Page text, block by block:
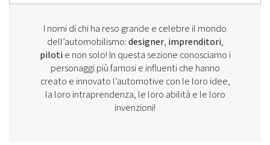
I nomi di chi ha reso grande e celebre il mondo
dell’automobilismo:designer, imprenditori,
pilotie non solo! In questa sezione conosciamo i
personaggi più famosi e influenti che hanno
creato e innovato l’automotive con le loro idee,
la loro intraprendenza, le loro abilità e le loro
invenzioni!